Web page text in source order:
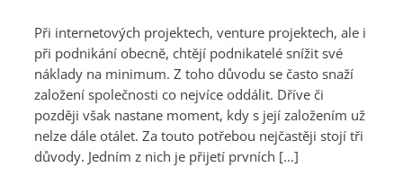
Při internetových projektech, venture projektech, ale i
při podnikání obecně, chtějí podnikatelé snížit své
náklady na minimum. Z toho důvodu se často snaží
založení společnosti co nejvíce oddálit. Dříve či
později však nastane moment, kdy s její založením už
nelze dále otálet. Za touto potřebou nejčastěji stojí tři
důvody. Jedním z nich je přijetí prvních [...]